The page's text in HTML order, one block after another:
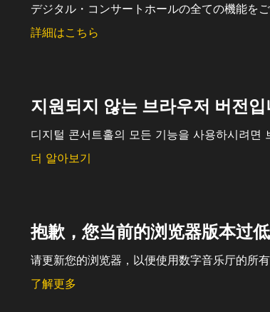
デジタル・コンサートホールの全ての機能を
詳細はこちら
지원되지 않는 브라우저 버전
디지털 콘서트홀의 모든 기능을 사용하시려면
더 알아보기
抱歉，您当前的浏览器版本过低
请更新您的浏览器，以便使用数字音乐厅的所有
了解更多